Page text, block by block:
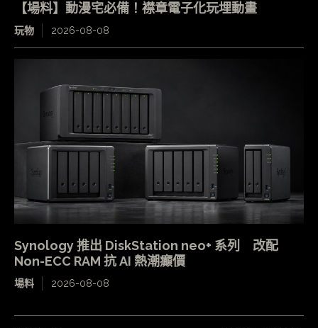
【場料】動漫宅必備！襟章電子化玩埋動畫
玩物 2026-08-08
Synology 推出 DiskStation neo+ 系列 改配
Non-ECC RAM 抗 AI 熱潮癲價
場料 2026-08-08